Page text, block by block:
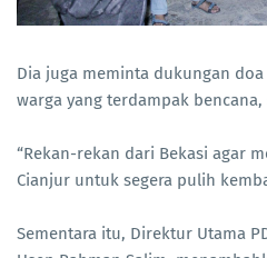
Dia juga meminta dukungan
warga yang terdampak
“Rekan-rekan dari Bekasi agar
Cianjur untuk segera pulih
Sementara itu, Direktur Utama